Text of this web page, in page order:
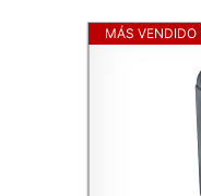
MÁS VENDIDO